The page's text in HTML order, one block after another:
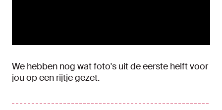
We hebben nog wat foto's uit de eerste helft voor
jou op een rijtje gezet.